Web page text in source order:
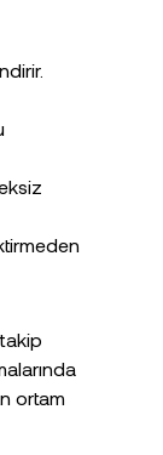
ortam